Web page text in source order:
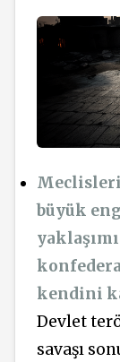
büyük
kendini
Devlet
savaşı